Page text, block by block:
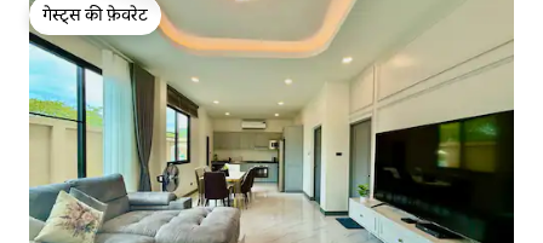
गेस्ट्स की फ़ेवरेट
गेस्ट्स की फ़ेवरेट